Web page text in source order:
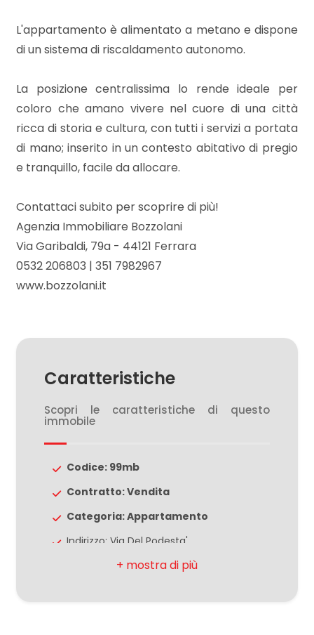
L'appartamento è alimentato a metano e dispone
di un sistema di riscaldamento autonomo.
La posizione centralissima lo rende ideale per
coloro che amano vivere nel cuore di una città
ricca di storia e cultura, con tutti i servizi a portata
di mano; inserito in un contesto abitativo di pregio
e tranquillo, facile da allocare.
Contattaci subito per scoprire di più!
Agenzia Immobiliare Bozzolani
Via Garibaldi, 79a - 44121 Ferrara
0532 206803 | 351 7982967
www.bozzolani.it
Caratteristiche
Scopri le caratteristiche di questo
immobile
Codice: 99mb
Contratto: Vendita
Categoria: Appartamento
Indirizzo: Via Del Podesta'
5+
Bagni
minimi
Qualsiasi
minime